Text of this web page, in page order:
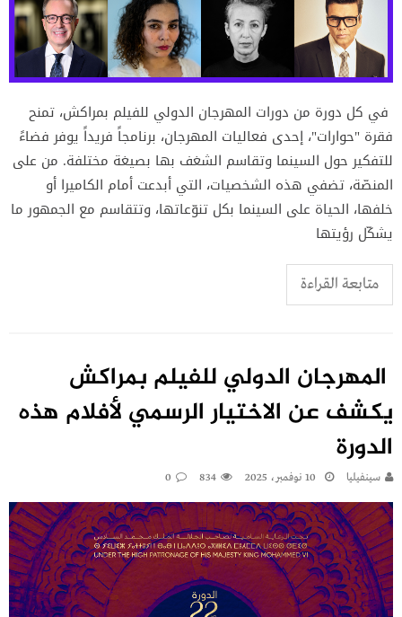
في كل دورة من دورات المهرجان الدولي للفيلم بمراكش، تمنح
فقرة "حوارات"، إحدى فعاليات المهرجان، برنامجاً فريداً يوفر فضاءً
للتفكير حول السينما وتقاسم الشغف بها بصيغة مختلفة. من على
المنصّة، تضفي هذه الشخصيات، التي أبدعت أمام الكاميرا أو
خلفها، الحياة على السينما بكل تنوّعاتها، وتتقاسم مع الجمهور ما
يشكّل رؤيتها
متابعة القراءة
المهرجان الدولي للفيلم بمراكش
يكشف عن الاختيار الرسمي لأفلام هذه
الدورة
سينفيليا 10 نوفمبر، 2025 834
0